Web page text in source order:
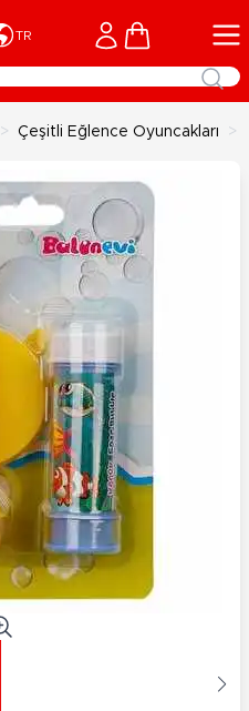
TR Cart
> Çeşitli Eğlence Oyuncakları >